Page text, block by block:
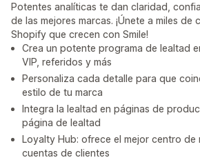
Potentes analíticas te dan claridad,
de las mejores marcas. ¡Únete a miles de
Shopify que crecen con Smile!
Crea un potente programa de lealtad
VIP, referidos y más
Personaliza cada detalle para que
estilo de tu marca
Integra la lealtad en páginas de
página de lealtad
Loyalty Hub: ofrece el mejor centro de
cuentas de clientes